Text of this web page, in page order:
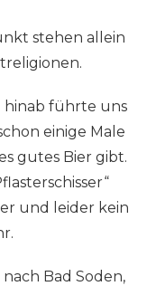
stehen allein
hinab führte uns
einige Male
gutes Bier gibt.
und leider kein
Bad Soden,